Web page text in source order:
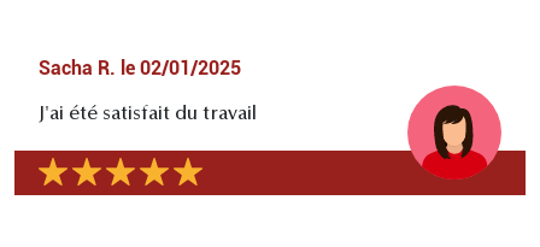
Sacha R. le 02/01/2025
J'ai été satisfait du travail